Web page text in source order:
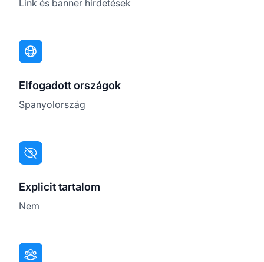
Link és banner hirdetések
Elfogadott országok
Spanyolország
Explicit tartalom
Nem